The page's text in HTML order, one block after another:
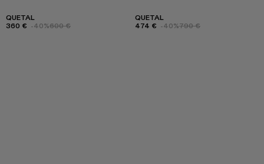
QUETAL
360 € -40%600 €
QUETAL
474 € -40%790 €